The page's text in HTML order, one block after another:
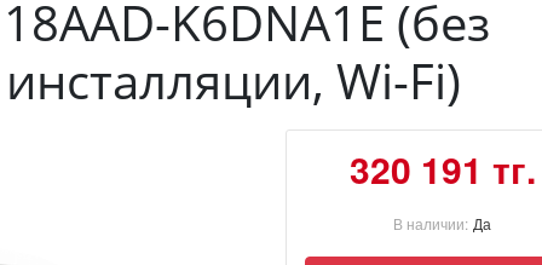
K6DNA1E (без
Wi-Fi)
320 191 тг.
В наличии: Да